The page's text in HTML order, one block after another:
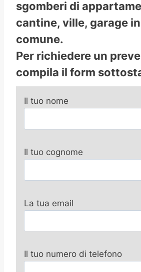
sgomberi di
cantine, ville, garage
comune.
Per richiedere un
compila il form
Il tuo nome
Il tuo cognome
La tua email
Il tuo numero di telefono